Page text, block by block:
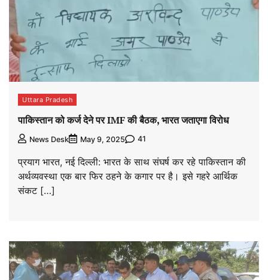
Uttara Pradesh
पाकिस्तान को कर्ज देने पर IMF की बैठक, भारत जताएगा विरोध
News Desk May 9, 2025 41
प्रयाग भारत, नई दिल्ली: भारत के साथ संघर्ष कर रहे पाकिस्तान की
अर्थव्यवस्था एक बार फिर ठहने के कगार पर है। इसे गहरे आर्थिक
संकट […]